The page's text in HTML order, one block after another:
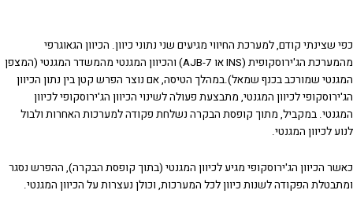
כפי שצינתי קודם, למערכת החיווי מגיעים שני נתוני כיוון. הכיוון הגאוגרפי
מהמערכת הג'ירוסקופית (INS או 7-AJB) והכיוון המגנטי מהמשדר המגנטי (המצפן
המגנטי שמורכב בכנף שמאל).במהלך הטיסה, אם נוצר הפרש קטן בין נתון הכיוון
הג'ירוסקופי לכיוון המגנטי, מתבצעת פעולה לשינוי הכיוון הג'ירוסקופי לכיוון
המגנטי. במקביל, מתוך קופסת הבקרה נשלחת פקודה למערכות האחרות ולבול
לנוע לכיוון המגנטי.
כאשר הכיוון הג'ירוסקופי מגיע לכיוון המגנטי (בתוך קופסת הבקרה), ההפרש נסגר
ומתבטלת הפקודה לשנות כיוון לכל המערכות, וכולן נעצרות על הכיוון המגנטי.